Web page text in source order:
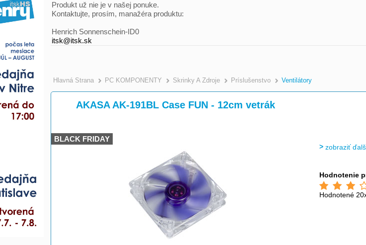
Produkt už nie je v našej ponuke.
Kontaktujte, prosím, manažéra produktu:
Henrich Sonnenschein-ID0
itsk@itsk.sk
Hlavná Strana >
PC KOMPONENTY >
Skrinky A Zdroje >
Príslušenstvo >
Ventilátory
AKASA AK-191BL Case FUN - 12cm vetrák
BLACK FRIDAY
zobraziť
Hodnotenie
Hodnotené